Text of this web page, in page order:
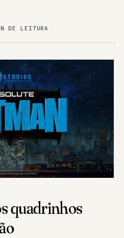
DE LEITURA
quadrinhos